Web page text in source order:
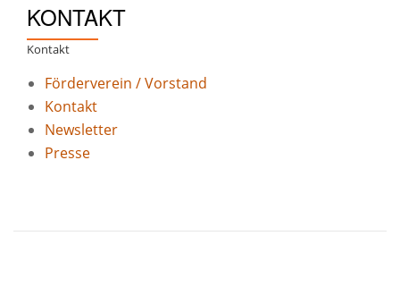
KONTAKT
Kontakt
Förderverein / Vorstand
Kontakt
Newsletter
Presse